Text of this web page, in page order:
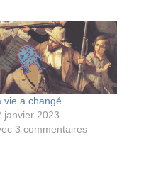
vie a changé
janvier 2023
3 commentaires